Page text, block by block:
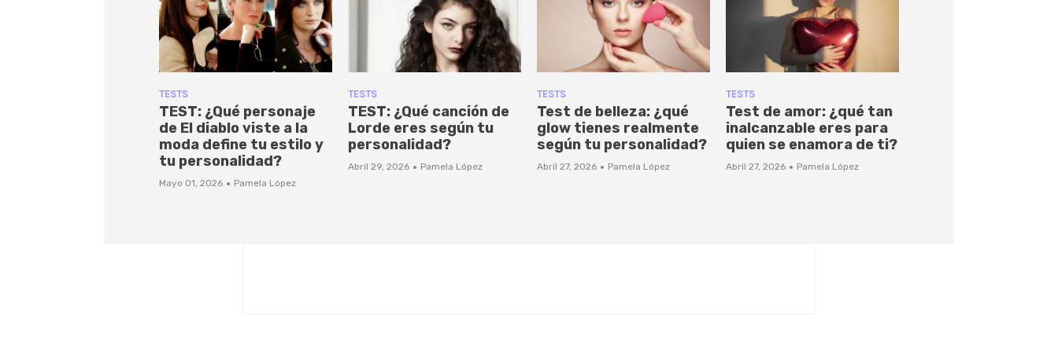
TESTS
TEST: ¿Qué personaje
de El diablo viste a la
moda define tu estilo y
tu personalidad?
Mayo 01, 2026 · Pamela López
TESTS
TEST: ¿Qué canción de
Lorde eres según tu
personalidad?
Abril 29, 2026 · Pamela López
TESTS
Test de belleza: ¿qué
glow tienes realmente
según tu personalidad?
Abril 27, 2026 · Pamela López
TESTS
Test de amor: ¿qué tan
inalcanzable eres para
quien se enamora de ti?
Abril 27, 2026 · Pamela López